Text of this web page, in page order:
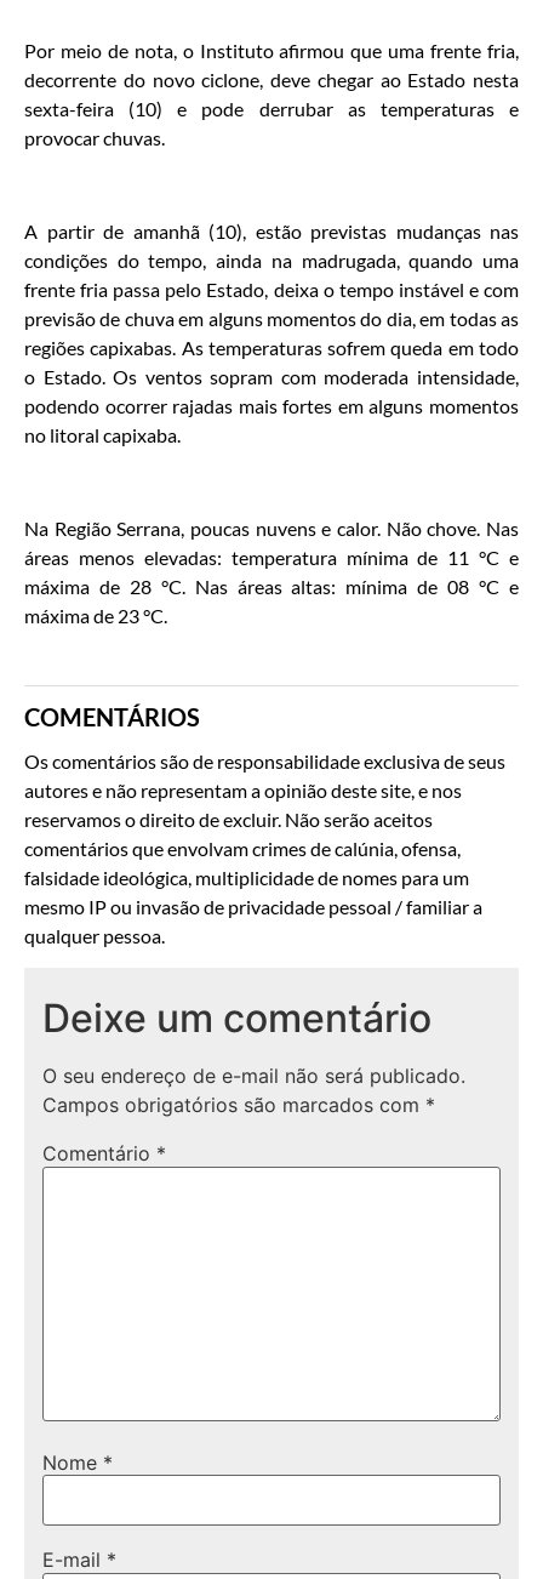
Por meio de nota, o Instituto afirmou que uma frente fria,
decorrente do novo ciclone, deve chegar ao Estado nesta
sexta-feira (10) e pode derrubar as temperaturas e
provocar chuvas.
A partir de amanhã (10), estão previstas mudanças nas
condições do tempo, ainda na madrugada, quando uma
frente fria passa pelo Estado, deixa o tempo instável e com
previsão de chuva em alguns momentos do dia, em todas as
regiões capixabas. As temperaturas sofrem queda em todo
o Estado. Os ventos sopram com moderada intensidade,
podendo ocorrer rajadas mais fortes em alguns momentos
no litoral capixaba.
Na Região Serrana, poucas nuvens e calor. Não chove. Nas
áreas menos elevadas: temperatura mínima de 11 °C e
máxima de 28 °C. Nas áreas altas: mínima de 08 °C e
máxima de 23 °C.
COMENTÁRIOS
Os comentários são de responsabilidade exclusiva de seus
autores e não representam a opinião deste site, e nos
reservamos o direito de excluir. Não serão aceitos
comentários que envolvam crimes de calúnia, ofensa,
falsidade ideológica, multiplicidade de nomes para um
mesmo IP ou invasão de privacidade pessoal / familiar a
qualquer pessoa.
Deixe um comentário
O seu endereço de e-mail não será publicado.
Campos obrigatórios são marcados com *
Comentário *
Nome *
E-mail *